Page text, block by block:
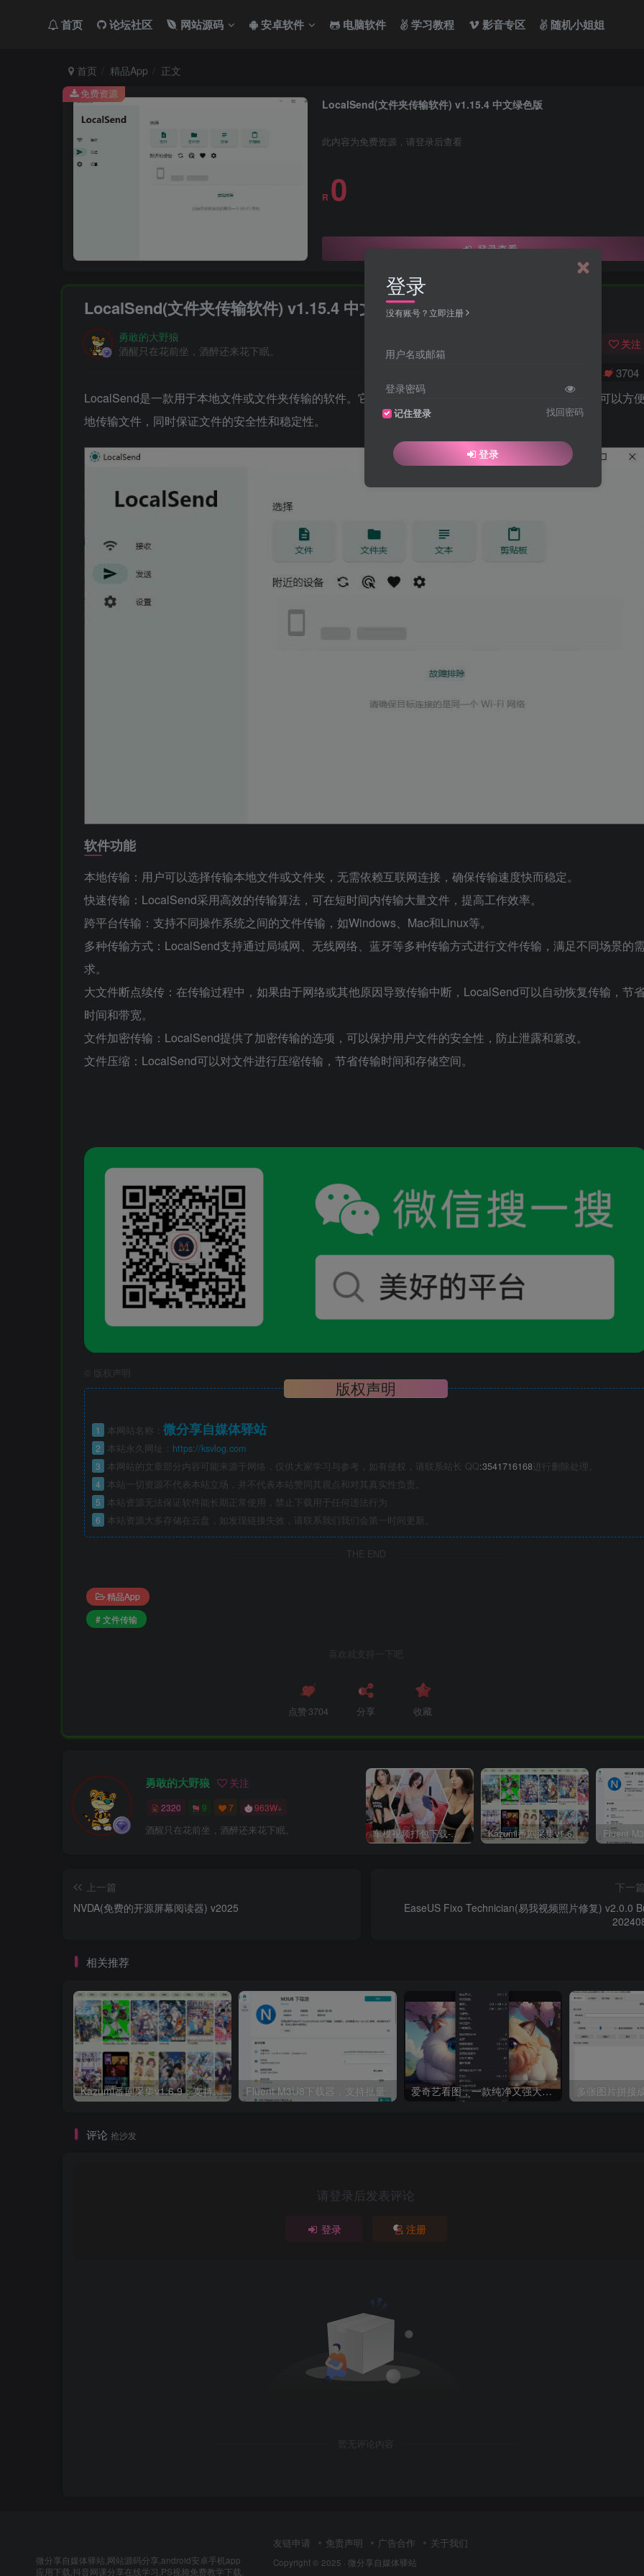
首页 论坛社区 网站源码 安卓软件 电脑软件 学习教程 影音专区 随机小姐姐
首页 精品App 正文
LocalSend(文件夹传输软件) v1.15.4 中文绿色版
此内容为免费资源，请登录后查看
R 0
登录查看
免费资源
LocalSend(文件夹传输软件) v1.15.4 中文绿色版
勇敢的大野狼
酒醒只在花前坐，酒醉还来花下眠。
关注
3704
LocalSend是一款用于本地文件或文件夹传输的软件。它提供了简单易用的界面和丰富的功能，使用户可以方便
地传输文件，同时保证文件的安全性和稳定性。
软件功能
本地传输：用户可以选择传输本地文件或文件夹，无需依赖互联网连接，确保传输速度快而稳定。
快速传输：LocalSend采用高效的传输算法，可在短时间内传输大量文件，提高工作效率。
跨平台传输：支持不同操作系统之间的文件传输，如Windows、Mac和Linux等。
多种传输方式：LocalSend支持通过局域网、无线网络、蓝牙等多种传输方式进行文件传输，满足不同场景的需
求。
大文件断点续传：在传输过程中，如果由于网络或其他原因导致传输中断，LocalSend可以自动恢复传输，节
时间和带宽。
文件加密传输：LocalSend提供了加密传输的选项，可以保护用户文件的安全性，防止泄露和篡改。
文件压缩：LocalSend可以对文件进行压缩传输，节省传输时间和存储空间。
版权声明
版权声明
1 本网站名称： 微分享自媒体驿站
2 本站永久网址： https://ksvlog.com
3 本网站的文章部分内容可能来源于网络，仅供大家学习与参考，如有侵权，请联系站长 QQ:3541716168进行删除处理。
4 本站一切资源不代表本站立场，并不代表本站赞同其观点和对其真实性负责。
5 本站资源无法保证软件能长期正常使用，禁止下载用于任何违法行为
6 本站资源大多存储在云盘，如发现链接失效，请联系我们我们会第一时间更新。
THE END
精品App
# 文件传输
喜欢就支持一下吧
点赞 3704 分享 收藏
勇敢的大野狼 关注
2320 9 7 963W+
酒醒只在花前坐，酒醉还来花下眠。 车模视频打包下载-高清无水印版 Kazumi番剧采集v1.6.9：支持自定义规则+在线观看+弹幕，跨平台下载
上一篇
NVDA(免费的开源屏幕阅读器) v2025
下一篇
EaseUS Fixo Technician(易我视频照片修复) v2.0.0
相关推荐
Kazumi番剧采集v1.6.9：支持自定义规则+在线观看+弹幕，跨平台下载 Fluent M3U8下载器，支持批量 爱奇艺看图，一款纯净又强大的看图工具 多张图片拼接
评论 抢沙发
请登录后发表评论
登录 注册
暂无评论内容
微分享自媒体驿站,网站源码分享,android安卓手机app
应用下载,抖音网课分享在线学习,PS视频免费教学下载,
友链申请 免责声明 广告合作 关于我们
Copyright © 2025 · 微分享自媒体驿站
登录
没有账号？立即注册
用户名或邮箱
登录密码
记住登录 找回密码
登录